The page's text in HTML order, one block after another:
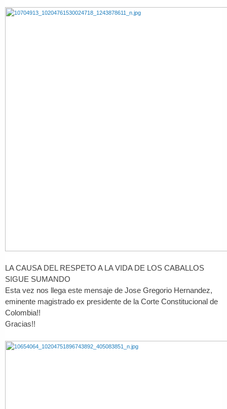
LA CAUSA DEL RESPETO A LA VIDA DE LOS CABALLOS
SIGUE SUMANDO
Esta vez nos llega este mensaje de Jose Gregorio Hernandez,
eminente magistrado ex presidente de la Corte Constitucional de
Colombia!!
Gracias!!